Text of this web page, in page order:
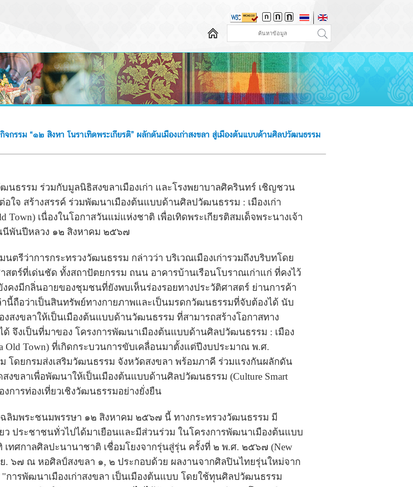
กรรม “๑๒ สิงหา โนราเทิดพระเกียรติ” ผลักดันเมืองเก่าสงขลา สู่เมืองต้นแบบด้านศิลปวัฒนธรรม
ธรรม ร่วมกับมูลนิธิสงขลาเมืองเก่า และโรงพยาบาลศิครินทร์ เชิญชวน
ใจ สร้างสรรค์ ร่วมพัฒนาเมืองต้นแบบด้านศิลปวัฒนธรรม : เมืองเก่า
Town) เนื่องในโอกาสวันแม่แห่งชาติ เพื่อเทิดพระเกียรติสมเด็จพระนางเจ้า
นีพันปีหลวง ๑๒ สิงหาคม ๒๕๖๗
รีว่าการกระทรวงวัฒนธรรม กล่าวว่า บริเวณเมืองเก่ารวมถึงบริบทโดย
สตร์ที่เด่นชัด ทั้งสถาปัตยกรรม ถนน อาคารบ้านเรือนโบราณเก่าแก่ ที่คงไว้
งมีกลิ่นอายของชุมชนที่ยังพบเห็นร่องรอยทางประวัติศาสตร์ ย่านการค้า
นี้ถือว่าเป็นสินทรัพย์ทางกายภาพและเป็นมรดกวัฒนธรรมที่จับต้องได้ นับ
งขลาให้เป็นเมืองต้นแบบด้านวัฒนธรรม ที่สามารถสร้างโอกาสทาง
จึงเป็นที่มาของ โครงการพัฒนาเมืองต้นแบบด้านศิลปวัฒนธรรม : เมือง
Old Town) ที่เกิดกระบวนการขับเคลื่อนมาตั้งแต่ปีงบประมาณ พ.ศ.
ดยกรมส่งเสริมวัฒนธรรม จังหวัดสงขลา พร้อมภาคี ร่วมแรงกันผลักดัน
งขลาเพื่อพัฒนาให้เป็นเมืองต้นแบบด้านศิลปวัฒนธรรม (Culture Smart
การท่องเที่ยวเชิงวัฒนธรรมอย่างยั่งยืน
ลิมพระชนมพรรษา ๑๒ สิงหาคม ๒๕๖๗ นี้ ทางกระทรวงวัฒนธรรม มี
ประชาชนทั่วไปได้มาเยือนและมีส่วนร่วม ในโครงการพัฒนาเมืองต้นแบบ
เทศกาลศิลปะนานาชาติ เชื่อมโยงจากรุ่นสู่รุ่น ครั้งที่ ๒ พ.ศ. ๒๕๖๗ (New
.ย. ๖๗ ณ หอศิลป์สงขลา ๑, ๒ ประกอบด้วย ผลงานจากศิลปินไทยรุ่นใหม่จาก
ารพัฒนาเมืองเก่าสงขลา เป็นเมืองต้นแบบ โดยใช้ทุนศิลปวัฒนธรรม